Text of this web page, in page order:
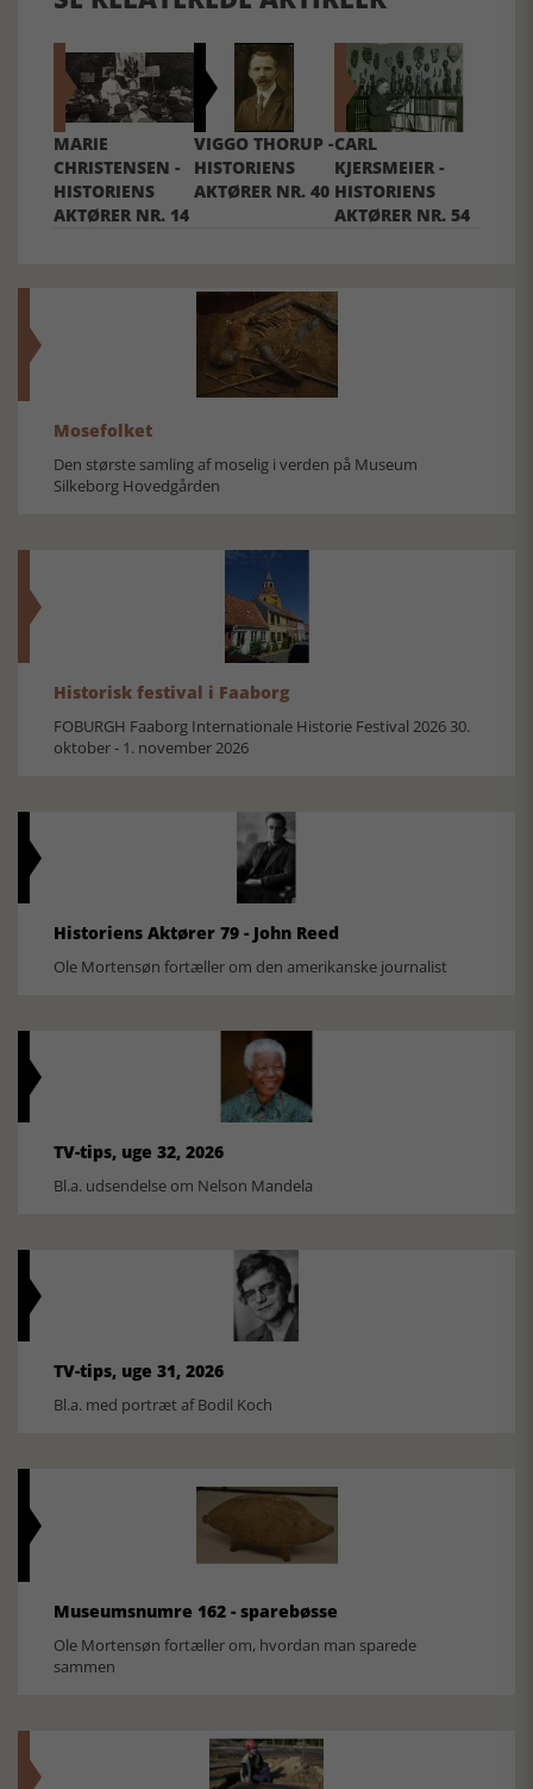
MARIE
CHRISTENSEN -
HISTORIENS
AKTØRER NR. 14
VIGGO THORUP -
HISTORIENS
AKTØRER NR. 40
CARL
KJERSMEIER -
HISTORIENS
AKTØRER NR. 54
Mosefolket
Den største samling af moselig i verden på Museum
Silkeborg Hovedgården
Historisk festival i Faaborg
FOBURGH Faaborg Internationale Historie Festival 2026 30.
oktober - 1. november 2026
Historiens Aktører 79 - John Reed
Ole Mortensøn fortæller om den amerikanske journalist
TV-tips, uge 32, 2026
Bl.a. udsendelse om Nelson Mandela
TV-tips, uge 31, 2026
Bl.a. med portræt af Bodil Koch
Museumsnumre 162 - sparebøsse
Ole Mortensøn fortæller om, hvordan man sparede
sammen